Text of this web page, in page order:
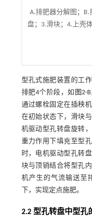
A.排肥器分解图；
盘；3.滑块；4.上壳
型孔式施肥装置的工
排肥4个阶段，如 图2-
通过螺栓固定在插秧
在初始状态下，滑块
机驱动型孔转盘旋转
重力作用下填充至型
时，电机驱动型孔转
块与顶销结合将型孔
机产生的气流输送至
下，实现定点施肥。
2.2 型孔转盘中型孔